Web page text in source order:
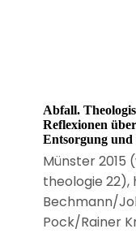
Abfall.
Reflexionen
Entsorgung und
Münster 2015
theologie 22),
Bechmann/
Pock/Rainer